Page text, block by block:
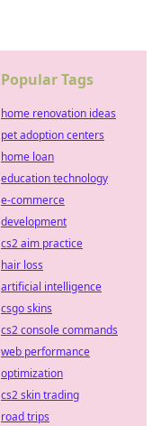
Popular Tags
home renovation ideas
pet adoption centers
home loan
education technology
e-commerce
development
cs2 aim practice
hair loss
artificial intelligence
csgo skins
cs2 console commands
web performance
optimization
cs2 skin trading
road trips